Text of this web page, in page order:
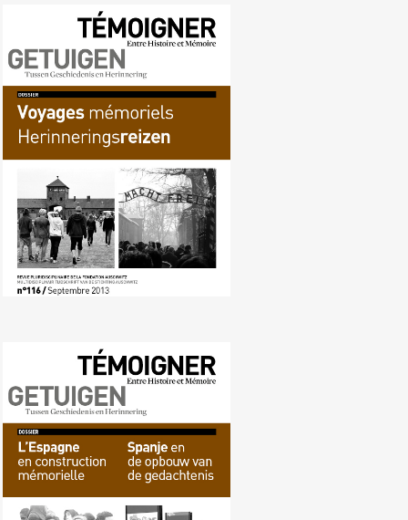
Nr. 116 (09/2013)
Herdenkingsreizen
Nr. 115 (03/2013) Spanje en de
opbouw van de gedachtenis